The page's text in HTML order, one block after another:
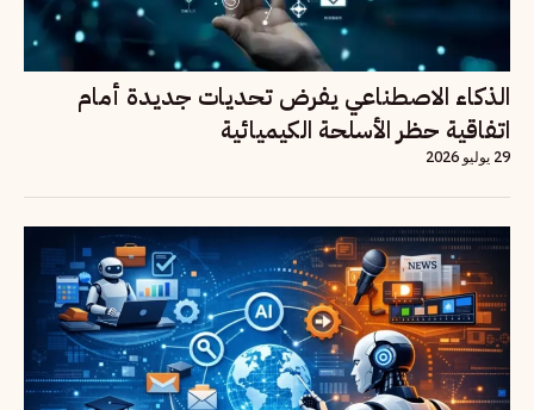
الذكاء الاصطناعي يفرض تحديات جديدة أمام
اتفاقية حظر الأسلحة الكيميائية
29 يوليو 2026